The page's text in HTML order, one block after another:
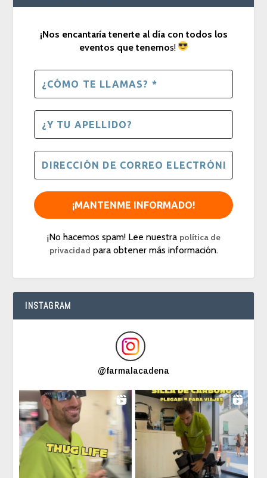
¡Nos encantaría tenerte al día con todos los
eventos que tenemos!
¡No hacemos spam! Lee nuestra política de
privacidad para obtener más información.
INSTAGRAM
@farmalacadena